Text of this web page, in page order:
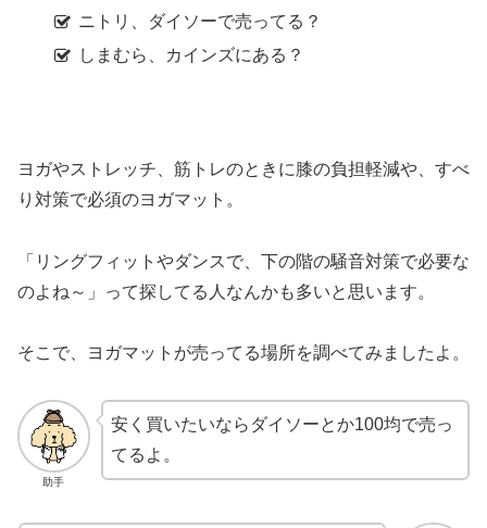
ニトリ、ダイソーで売ってる？
しまむら、カインズにある？
ヨガやストレッチ、筋トレのときに膝の負担軽減や、すべ
り対策で必須のヨガマット。
「リングフィットやダンスで、下の階の騒音対策で必要な
のよね～」って探してる人なんかも多いと思います。
そこで、ヨガマットが売ってる場所を調べてみましたよ。
助手
安く買いたいならダイソーとか100均で売っ
てるよ。